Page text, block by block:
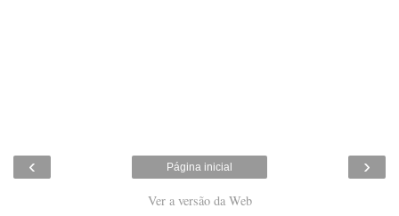
‹ ›
Página inicial
Ver a versão da Web